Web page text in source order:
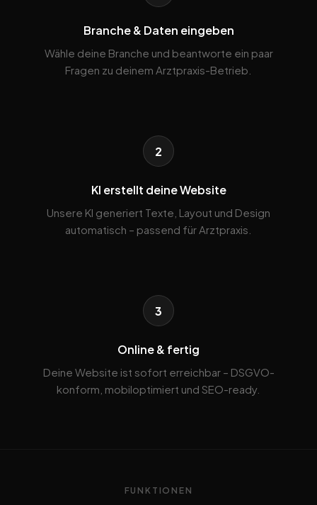
Branche & Daten eingeben
Wähle deine Branche und beantworte ein paar
Fragen zu deinem Arztpraxis-Betrieb.
2
KI erstellt deine Website
Unsere KI generiert Texte, Layout und Design
automatisch – passend für Arztpraxis.
3
Online & fertig
Deine Website ist sofort erreichbar – DSGVO-
konform, mobiloptimiert und SEO-ready.
FUNKTIONEN